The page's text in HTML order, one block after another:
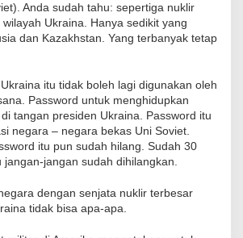
Anda sudah tahu: sepertiga nuklir
Ukraina. Hanya sedikit yang
dan Kazakhstan. Yang terbanyak tetap
itu tidak boleh lagi digunakan oleh
Password untuk menghidupkan
tangan presiden Ukraina. Password itu
negara – negara bekas Uni Soviet.
itu pun sudah hilang. Sudah 30
jangan-jangan sudah dihilangkan.
dengan senjata nuklir terbesar
tidak bisa apa-apa.